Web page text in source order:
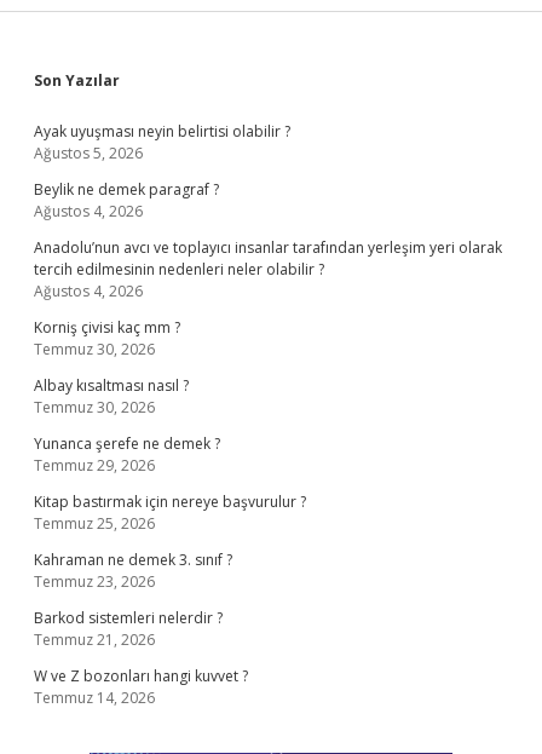
Sidebar
Son Yazılar
Ayak uyuşması neyin belirtisi olabilir ?
Ağustos 5, 2026
Beylik ne demek paragraf ?
Ağustos 4, 2026
Anadolu’nun avcı ve toplayıcı insanlar tarafından yerleşim yeri olarak
tercih edilmesinin nedenleri neler olabilir ?
Ağustos 4, 2026
Korniş çivisi kaç mm ?
Temmuz 30, 2026
Albay kısaltması nasıl ?
Temmuz 30, 2026
Yunanca şerefe ne demek ?
Temmuz 29, 2026
Kitap bastırmak için nereye başvurulur ?
Temmuz 25, 2026
Kahraman ne demek 3. sınıf ?
Temmuz 23, 2026
Barkod sistemleri nelerdir ?
Temmuz 21, 2026
W ve Z bozonları hangi kuvvet ?
Temmuz 14, 2026